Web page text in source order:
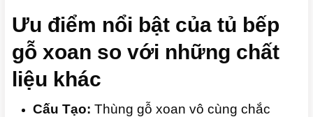
Ưu điểm nổi bật của tủ bếp
gỗ xoan so với những chất
liệu khác
Cấu Tạo: Thùng gỗ xoan vô cùng chắc